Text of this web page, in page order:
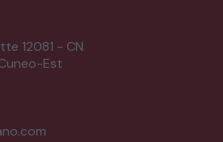
12081 - CN
Est